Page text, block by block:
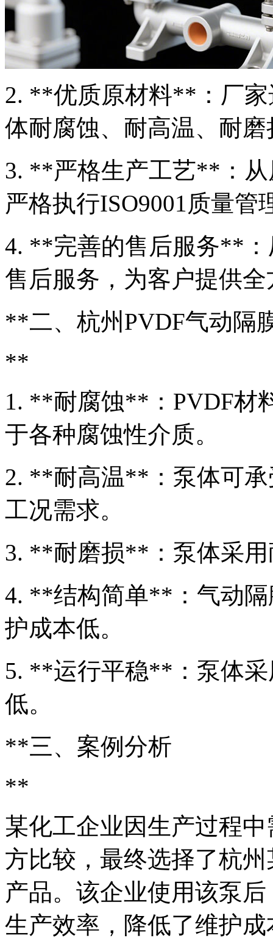
2. **优质原材料**：厂家
体耐腐蚀、耐高温、耐
3. **严格生产工艺**：
严格执行ISO9001质量
4. **完善的售后服务**
售后服务，为客户提供
**二、杭州PVDF气动隔
**
1. **耐腐蚀**：PVDF材
于各种腐蚀性介质。
2. **耐高温**：泵体可
工况需求。
3. **耐磨损**：泵体采
4. **结构简单**：气动
护成本低。
5. **运行平稳**：泵体
低。
**三、案例分析
**
某化工企业因生产过程
方比较，最终选择了杭
产品。该企业使用该泵
生产效率，降低了维护成